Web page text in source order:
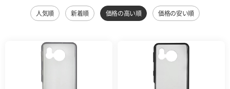
人気順 新着順 価格の高い順 価格の安い順